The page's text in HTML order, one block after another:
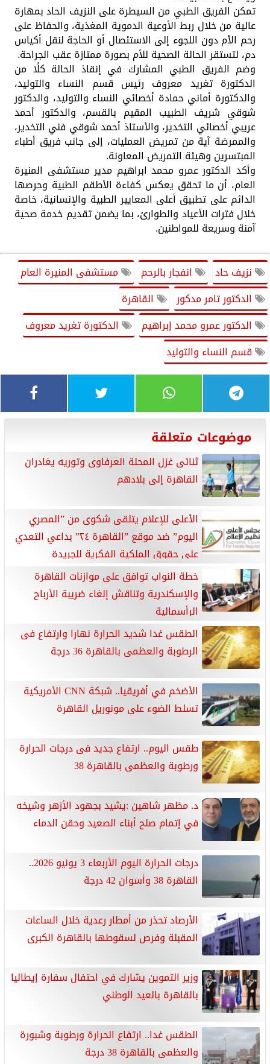
تمكن الفريق الطبي من السيطرة على النزيف الحاد بمهارة
عالية من خلال ربط الأوعية الدموية المغذية، والحفاظ على
رحم الأم دون اللجوء إلى الاستئصال أو الحاجة لنقل أكياس
دم، لتستقر الحالة الصحية للأم بصورة ممتازة عقب الجراحة.
وضم الفريق الطبي المشارك في إنقاذ الحالة كلًا من
الدكتورة تغريد معروف رئيس قسم النساء والتوليد،
والدكتورة أماني حمادة أخصائي النساء والتوليد، والدكتور
شوقي شريف الطبيب المقيم بالقسم، والدكتور أحمد
عريبي أخصائي التخدير، والأستاذ أحمد شوقي فني التخدير،
والممرضة آية من تمريض العمليات، إلى جانب فريق أطباء
المبتسرين وهيئة التمريض المعاونة.
وأكد الدكتور عمرو محمد ابراهيم مدير مستشفى المنيرة
العام، أن ما تحقق يعكس كفاءة الأطقم الطبية وحرصها
الدائم على تطبيق أعلى المعايير الطبية والإنسانية، خاصة
خلال فترات الأعياد والطوارئ، بما يضمن تقديم خدمة صحية
آمنة وسريعة للمواطنين.
نزيف حاد انفجار بالرحم
مستشفى المنيرة العام
الدكتور تامر مدكور
القاهرة
الدكتور عمرو محمد إبراهيم
الدكتورة تغريد معروف
قسم النساء والتوليد
موضوعات متعلقة
ثنائى غزل المحلة العرفاوى وتوريه يغادران
القاهرة إلى بلادهم
الأعلى للإعلام يتلقى شكوى من ”المصري
اليوم” ضد موقع ”القاهرة ٢٤” بداعي التعدي
على حقوق الملكية الفكرية للجريدة
خطة النواب توافق على موازنات القاهرة
والإسكندرية وتناقش إلغاء ضريبة الأرباح
الرأسمالية
الطقس غدا شديد الحرارة نهارا وارتفاع فى
الرطوبة والعظمى بالقاهرة 36 درجة
الأضخم في أفريقيا.. شبكة CNN الأمريكية
تسلط الضوء على مونوريل القاهرة
طقس اليوم.. ارتفاع جديد فى درجات الحرارة
ورطوبة والعظمى بالقاهرة 38
د. مظهر شاهين :يشيد بجهود الأزهر وشيخه
في إتمام صلح أبناء الصعيد وحقن الدماء
درجات الحرارة اليوم الأربعاء 3 يونيو 2026..
القاهرة 38 وأسوان 42 درجة
الأرصاد تحذر من أمطار رعدية خلال الساعات
المقبلة وفرص لسقوطها بالقاهرة الكبرى
وزير التموين يشارك في احتفال سفارة إيطاليا
بالقاهرة بالعيد الوطني
الطقس غدا.. ارتفاع الحرارة ورطوبة وشبورة
والعظمى بالقاهرة 38 درجة